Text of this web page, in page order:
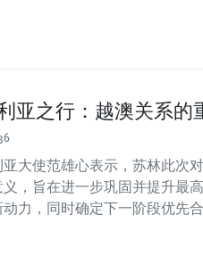
亚之行：越澳关系的
大使范雄心表示，苏林此次
，旨在进一步巩固并提升最
力，同时确定下一阶段优先合